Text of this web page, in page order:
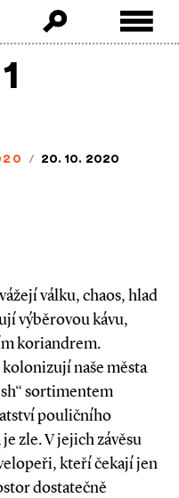
/ 20. 10. 2020
válku, chaos, hlad
výběrovou kávu,
koriandrem.
naše města
sortimentem
pouličního
zle. V jejich závěsu
kteří čekají jen
dostatečně